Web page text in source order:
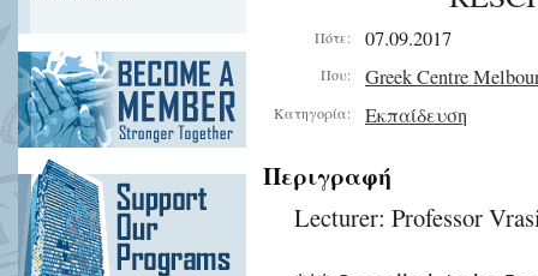
Πότε: 07.09.2017
Που: Greek Centre
Κατηγορία: Εκπαίδευση
Περιγραφή
Lecturer: Professor